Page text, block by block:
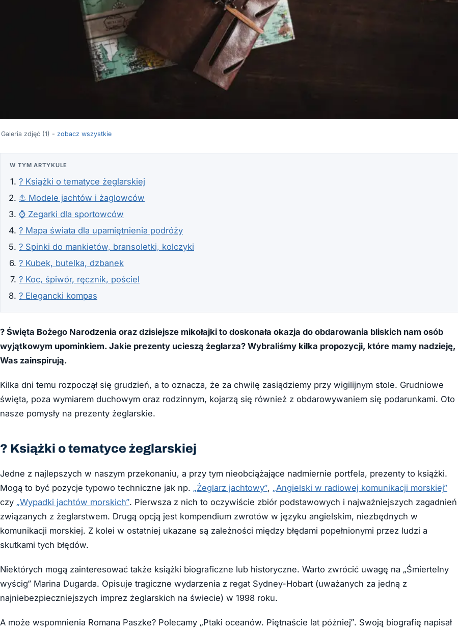
Galeria zdjęć (1) - zobacz wszystkie
W TYM ARTYKULE
? Książki o tematyce żeglarskiej
⛵ Modele jachtów i żaglowców
⌚ Zegarki dla sportowców
? Mapa świata dla upamiętnienia podróży
? Spinki do mankietów, bransoletki, kolczyki
? Kubek, butelka, dzbanek
? Koc, śpiwór, ręcznik, pościel
? Elegancki kompas
? Święta Bożego Narodzenia oraz dzisiejsze mikołajki to doskonała okazja do obdarowania bliskich nam osób
wyjątkowym upominkiem. Jakie prezenty ucieszą żeglarza? Wybraliśmy kilka propozycji, które mamy nadzieję,
Was zainspirują.
Kilka dni temu rozpoczął się grudzień, a to oznacza, że za chwilę zasiądziemy przy wigilijnym stole. Grudniowe
święta, poza wymiarem duchowym oraz rodzinnym, kojarzą się również z obdarowywaniem się podarunkami. Oto
nasze pomysły na prezenty żeglarskie.
? Książki o tematyce żeglarskiej
Jedne z najlepszych w naszym przekonaniu, a przy tym nieobciążające nadmiernie portfela, prezenty to książki.
Mogą to być pozycje typowo techniczne jak np. „Żeglarz jachtowy”, „Angielski w radiowej komunikacji morskiej”
czy „Wypadki jachtów morskich”. Pierwsza z nich to oczywiście zbiór podstawowych i najważniejszych zagadnień
związanych z żeglarstwem. Drugą opcją jest kompendium zwrotów w języku angielskim, niezbędnych w
komunikacji morskiej. Z kolei w ostatniej ukazane są zależności między błędami popełnionymi przez ludzi a
skutkami tych błędów.
Niektórych mogą zainteresować także książki biograficzne lub historyczne. Warto zwrócić uwagę na „Śmiertelny
wyścig” Marina Dugarda. Opisuje tragiczne wydarzenia z regat Sydney-Hobart (uważanych za jedną z
najniebezpieczniejszych imprez żeglarskich na świecie) w 1998 roku.
A może wspomnienia Romana Paszke? Polecamy „Ptaki oceanów. Piętnaście lat później”. Swoją biografię napisał